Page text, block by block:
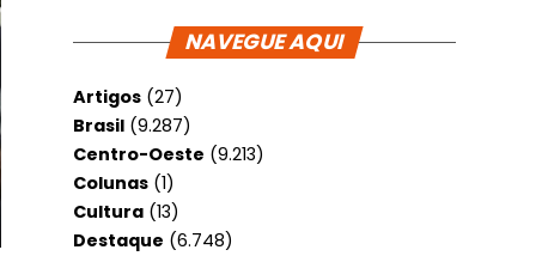
NAVEGUE AQUI
Artigos (27)
Brasil (9.287)
Centro-Oeste (9.213)
Colunas (1)
Cultura (13)
Destaque (6.748)